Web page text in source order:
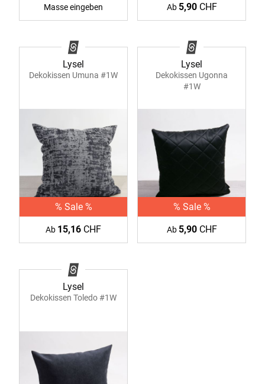
Masse eingeben Ab 5,90CHF
Lysel
Dekokissen Umuna #1W
% Sale %
Ab 15,16 CHF
Lysel
Dekokissen Ugonna
#1W
% Sale %
Ab 5,90CHF
Lysel
Dekokissen Toledo #1W